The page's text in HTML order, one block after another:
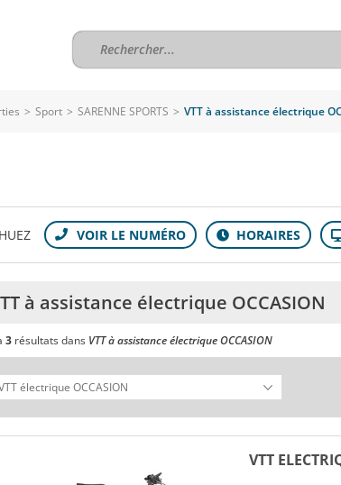
> Sport > SARENNE SPORTS > VTT à assistance électrique
à assistance électrique OCCASION
3 résultats dans VTT à assistance électrique OCCASION
VTT